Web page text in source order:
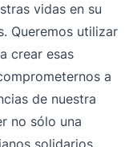
vidas en su
Queremos utilizar
crear esas
a
de nuestra
no sólo una
solidarios,